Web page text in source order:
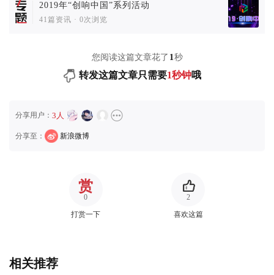
2019年“创响中国”系列活动
41篇资讯 · 0次浏览
您阅读这篇文章花了 1秒
转发这篇文章只需要1秒钟哦
分享用户： 3人
分享至： 新浪微博
打赏一下
赏
0
喜欢这篇
2
相关推荐